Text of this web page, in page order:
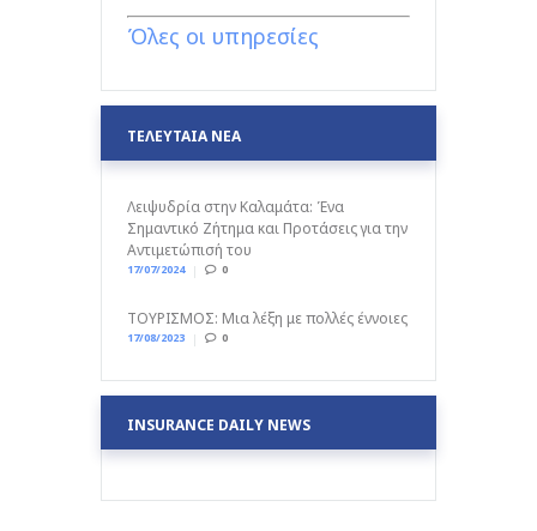
Όλες οι υπηρεσίες
ΤΕΛΕΥΤΑΙΑ ΝΕΑ
Λειψυδρία στην Καλαμάτα: Ένα
Σημαντικό Ζήτημα και Προτάσεις για την
Αντιμετώπισή του
17/07/2024 0
ΤΟΥΡΙΣΜΟΣ: Μια λέξη με πολλές έννοιες
17/08/2023 0
INSURANCE DAILY NEWS